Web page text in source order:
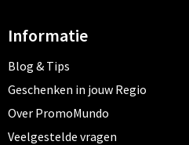
Informatie
Blog & Tips
Geschenken in jouw Regio
Over PromoMundo
Veelgestelde vragen